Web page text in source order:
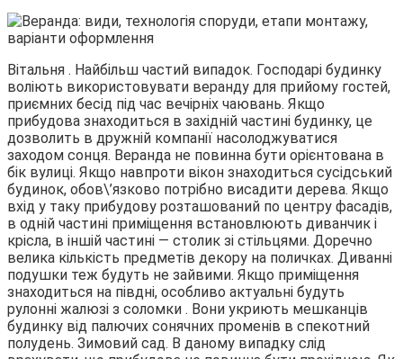
Вітальня . Найбільш частий випадок. Господарі будинку
воліють використовувати веранду для прийому гостей,
приємних бесід під час вечірніх чаювань. Якщо
прибудова знаходиться в західній частині будинку, це
дозволить в дружній компанії насолоджуватися
заходом сонця. Веранда не повинна бути орієнтована в
бік вулиці. Якщо навпроти вікон знаходиться сусідський
будинок, обов\’язково потрібно висадити дерева. Якщо
вхід у таку прибудову розташований по центру фасадів,
в одній частині приміщення встановлюють диванчик і
крісла, в іншій частині — столик зі стільцями. Доречно
велика кількість предметів декору на поличках. Диванні
подушки теж будуть не зайвими. Якщо приміщення
знаходиться на півдні, особливо актуальні будуть
рулонні жалюзі з соломки . Вони укриють мешканців
будинку від палючих сонячних променів в спекотний
полудень. Зимовий сад. В даному випадку слід